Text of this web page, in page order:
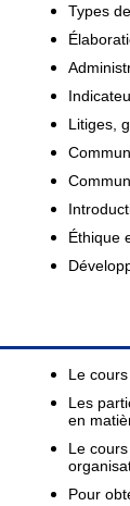
Types
Litiges,
Éthique
Le
Les
en
Le
Pour